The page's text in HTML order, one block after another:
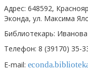
Адрес: 648592,
Эконда, ул. Максима
Библиотекарь:
Телефон: 8 (39170) 35-
E-mail: